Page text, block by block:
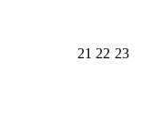
21 22 23